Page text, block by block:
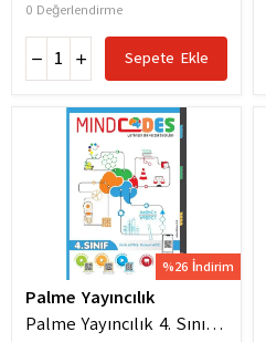
0 Değerlendirme
Sepete Ekle
%26 İndirim
Palme Yayıncılık
Palme Yayıncılık 4. Sınıf